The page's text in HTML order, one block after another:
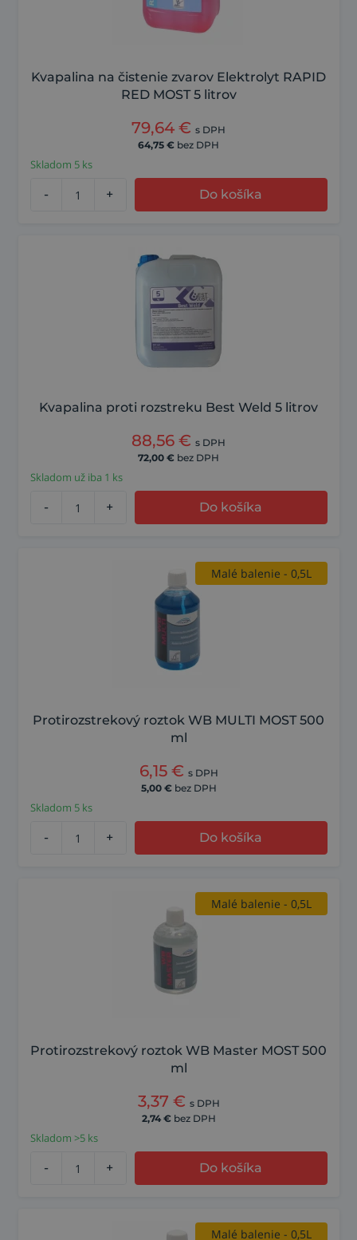
Kvapalina na čistenie zvarov Elektrolyt RAPID
RED MOST 5 litrov
79,64 € s DPH
64,75 € bez DPH
Skladom 5 ks
- + Do košíka
Kvapalina proti rozstreku Best Weld 5 litrov
88,56 € s DPH
72,00 € bez DPH
Skladom už iba 1 ks
- + Do košíka
Malé balenie - 0,5L
Protirozstrekový roztok WB MULTI MOST 500
ml
6,15 € s DPH
5,00 € bez DPH
Skladom 5 ks
- + Do košíka
Malé balenie - 0,5L
Protirozstrekový roztok WB Master MOST 500
ml
3,37 € s DPH
2,74 € bez DPH
Skladom >5 ks
- + Do košíka
Malé balenie - 0,5L